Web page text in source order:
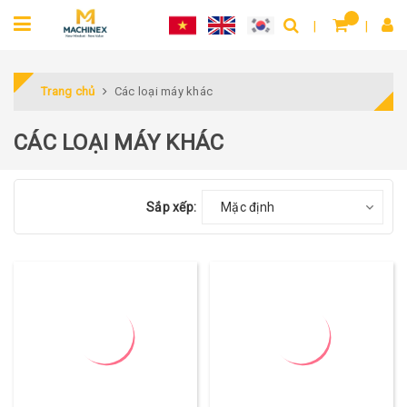
Trang chủ Các loại máy khác
CÁC LOẠI MÁY KHÁC
Sắp xếp: Mặc định